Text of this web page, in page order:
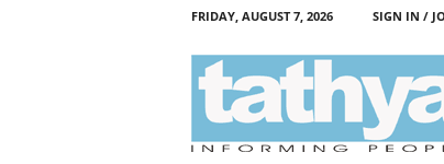
FRIDAY, AUGUST 7, 2026 SIGN IN /